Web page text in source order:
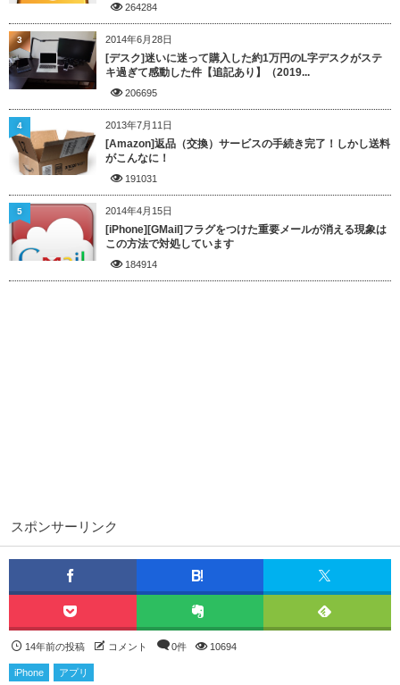
264284
2014年6月28日
[デスク]迷いに迷って購入した約1万円のL字デスクがステ
キ過ぎて感動した件【追記あり】（2019...
206695
3
2013年7月11日
[Amazon]返品（交換）サービスの手続き完了！しかし送料
がこんなに！
191031
4
2014年4月15日
[iPhone][GMail]フラグをつけた重要メールが消える現象は
この方法で対処しています
184914
5
スポンサーリンク
14年前の投稿 コメント 0件 10694
iPhone アプリ